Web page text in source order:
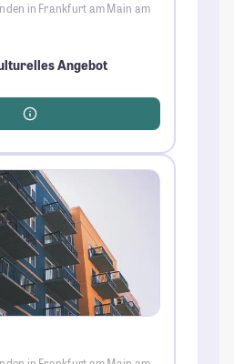
in Frankfurt am Main am
Angebot